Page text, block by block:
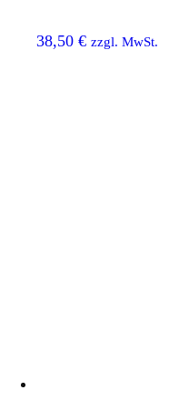
38,50 € zzgl. MwSt.